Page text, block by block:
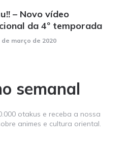
– Novo vídeo
da 4º temporada
de março de 2020
semanal
otakus e receba a nossa
animes e cultura oriental.